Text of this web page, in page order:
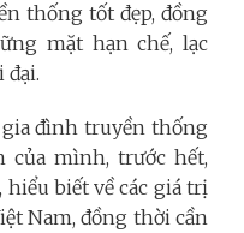
thống tốt đẹp, đồng
mặt hạn chế, lạc
đại.
đình truyền thống
của mình, trước hết,
biết về các giá trị
Nam, đồng thời cần